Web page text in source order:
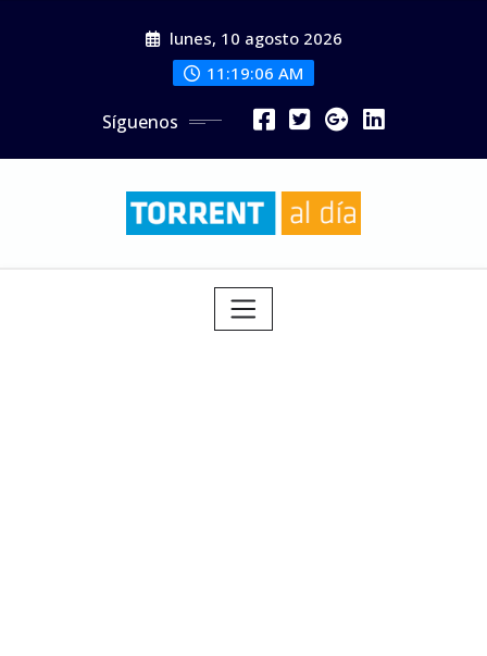
lunes, 10 agosto 2026
11:19:07 AM
Síguenos